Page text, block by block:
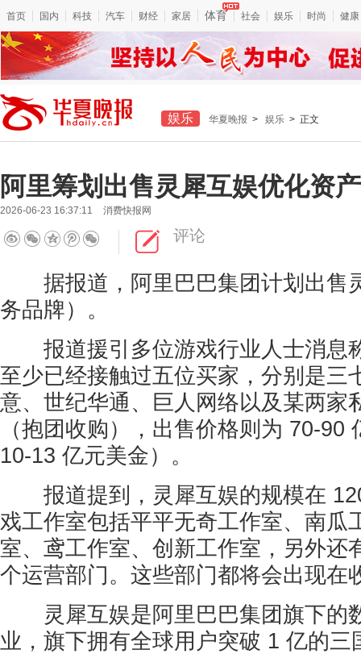
首页 国内 科技 汽车 财经 家居 体育 社会 娱乐 时尚 健康
娱乐 华夏晚报 > 娱乐 > 正文
阿里筹划出售灵犀互娱优化资
2026-06-23 16:37:11 消费快报网
评论
据报道，阿里巴巴集团计划出售
务品牌）。
报道援引多位游戏行业人士消息
至少已经接触过五位买家，分别是三
意、世纪华通、巨人网络以及某两家
（抱团收购），出售价格则为 70-90
10-13 亿元美金）。
报道提到，灵犀互娱的规模在
戏工作室包括平平无奇工作室、南瓜
室、鸢工作室、创新工作室，另外还
个运营部门。这些部门都将会出现在
灵犀互娱是阿里巴巴集团旗下的
业，旗下拥有全球用户突破 1 亿的三